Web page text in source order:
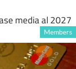
media al 2027
Members